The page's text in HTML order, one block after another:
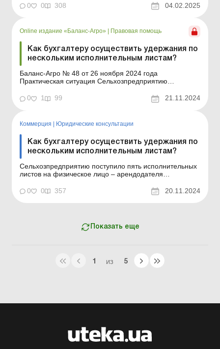
установление обязательного участия в системе
накопительного пенсионного обеспечения всех
налоги на работодателя или ...
0 0 308 04.02.2025
Online издание «Баланс-Агро» Правовая помощь
Как бухгалтеру осуществить удержания по
нескольким исполнительным листам?
Баланс-Агро № 48 от 26 ноября 2024 года
Практическая ситуация Сельхозпредприятию
лицо – арендодателя земельного участка. Как в таком
случае осуществить удержание, если в постановлении
размере 20...
0 1 99 21.11.2024
Коммерция | Юридические консультации
Как бухгалтеру осуществить удержания по
нескольким исполнительным листам?
Сельхозпредприятию поступило пять исполнительных
листов на физическое лицо – арендодателя
удержание, если в постановлении исполнителя
указано на ограничение удержаний в размере 20 %
0 0 357 20.11.2024
Показать еще
1 ИЗ 5